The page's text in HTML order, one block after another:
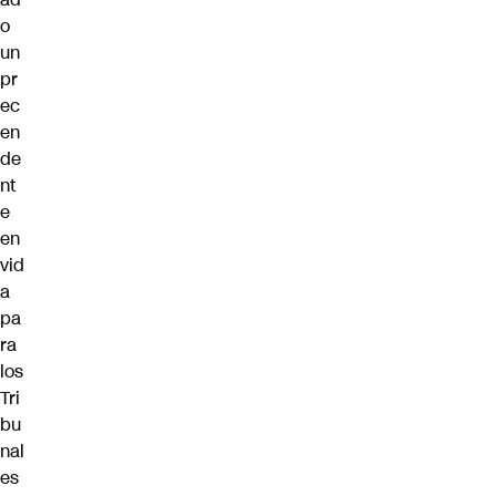
o
un
pr
ec
en
de
nt
e
en
vid
a
pa
ra
los
Tri
bu
nal
es